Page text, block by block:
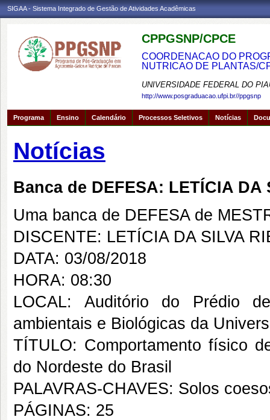
SIGAA - Sistema Integrado de Gestão de Atividades Acadêmicas
CPPGSNP/CPCE
COORDENACAO DO
NUTRICAO DE PLANTAS/
UNIVERSIDADE FEDERAL DO
http://www.posgraduacao.ufpi.br//ppgsnp
Programa Ensino Calendário Processos Seletivos Notícias
Notícias
Banca de DEFESA: LETÍCIA DA
Uma banca de DEFESA de
DISCENTE: LETÍCIA DA SILVA
DATA: 03/08/2018
HORA: 08:30
LOCAL: Auditório do Prédio
ambientais e Biológicas da
TÍTULO: Comportamento físico
do Nordeste do Brasil
PALAVRAS-CHAVES: Solos
PÁGINAS: 25